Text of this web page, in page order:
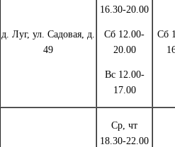
д. Луг, ул. Садовая, д.
49
16.30-20.00
Сб 12.00-
20.00
Вс 12.00-
17.00
Сб
Ср, чт
18.30-22.00